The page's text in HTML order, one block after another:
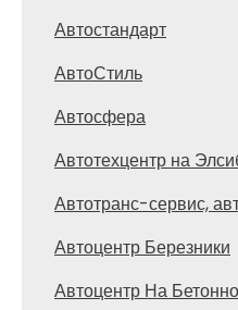
Автостандарт
АвтоСтиль
Автосфера
Автотехцентр на
Автотранс-сервис,
Автоцентр Березники
Автоцентр На